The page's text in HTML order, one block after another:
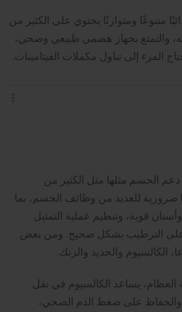
متنوعًا ومتوازنًا يحتوي على الكثير من
والتمتع بجهاز هضمي طبيعي وصحي،
المرء إلى تناول مكملات الفيتامينات.
الجسم مثلها مثل الكثير من
ضرورية للعديد من وظائف الجسم، بما
قوية، وتنظيم عملية التمثيل
على الترطيب بشكل صحيح. ومن بعض
الكالسيوم والحديد والزنك.
العظام، يساعد الكالسيوم في نقل
والحفاظ على ضغط الدم الصحي،